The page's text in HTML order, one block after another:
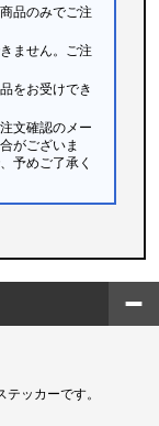
品のみでご注
ません。ご注
をお受けでき
文確認のメー
がございま
予めご了承く
ッカーです。